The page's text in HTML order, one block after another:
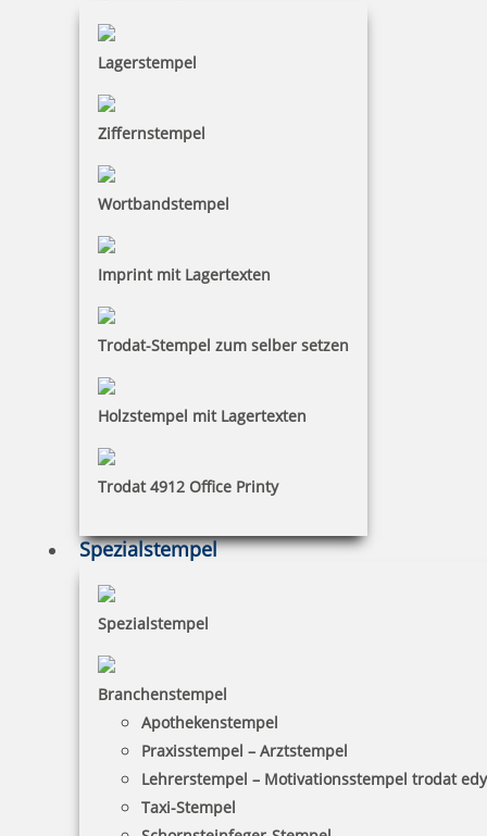
Lagerstempel
Ziffernstempel
Wortbandstempel
Imprint mit Lagertexten
Trodat-Stempel zum selber setzen
Holzstempel mit Lagertexten
Trodat 4912 Office Printy
Spezialstempel
Spezialstempel
Branchenstempel
Apothekenstempel
Praxisstempel – Arztstempel
Lehrerstempel – Motivationsstempel trodat
Taxi-Stempel
Trodat Austauschkissen 6/4925 (Trodat 4925)
inkl. 10 % Rabatt0,45 €
4,76 €
inkl. 10 % Rabatt0,53 €